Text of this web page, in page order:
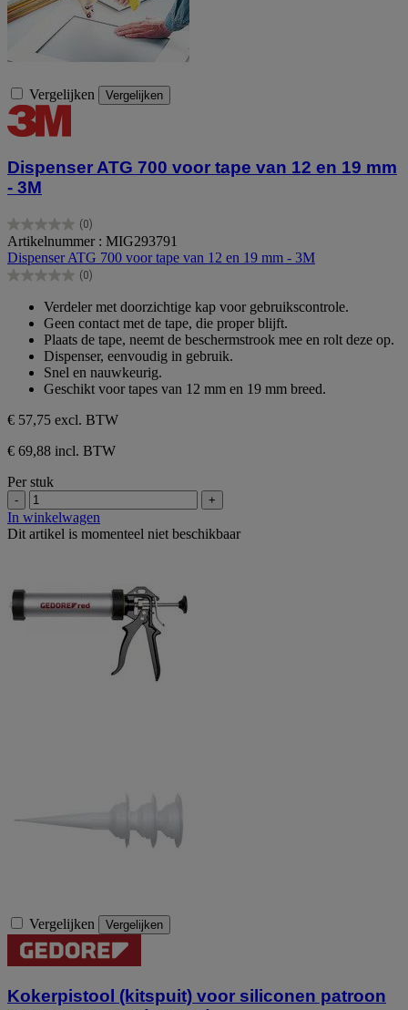
Vergelijken Vergelijken
Dispenser ATG 700 voor tape van 12 en 19 mm
- 3M
(0)
0.0
van
de
5
Artikelnummer : MIG293791
Dispenser ATG 700 voor tape van 12 en 19 mm - 3M
(0)
0.0
sterren.
Verdeler met doorzichtige kap voor gebruikscontrole.
Geen contact met de tape, die proper blijft.
Plaats de tape, neemt de beschermstrook mee en rolt deze op.
Dispenser, eenvoudig in gebruik.
Snel en nauwkeurig.
Geschikt voor tapes van 12 mm en 19 mm breed.
€ 57,75 excl. BTW
€ 69,88 incl. BTW
Per stuk
- +
In winkelwagen
Dit artikel is momenteel niet beschikbaar
Vergelijken Vergelijken
Kokerpistool (kitspuit) voor siliconen patroon